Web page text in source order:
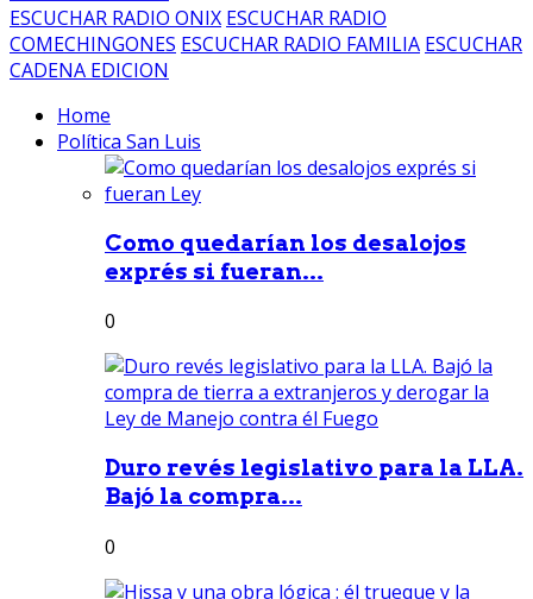
ESCUCHAR RADIO ONIX ESCUCHAR RADIO
COMECHINGONES ESCUCHAR RADIO FAMILIA ESCUCHAR
CADENA EDICION
Home
Política San Luis
Como quedarían los desalojos
exprés si fueran...
0
Duro revés legislativo para la LLA.
Bajó la compra...
0